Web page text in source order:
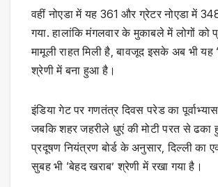
वहीं नोएडा में यह 361 और ग्रेटर नोएडा में
गया. हालांकि मंगलवार के मुकाबले में लोगों को
मामूली राहत मिली है, बावजूद इसके अब भी यह
श्रेणी में बना हुआ है।
इंडिया गेट पर गणतंत्र दिवस परेड का
जबकि शहर जहरीले धुएं की मोटी परत से
प्रदूषण नियंत्रण बोर्ड के अनुसार, दिल्‍ली का
सुबह भी ‘बेहद खराब’ श्रेणी में रखा गया है।